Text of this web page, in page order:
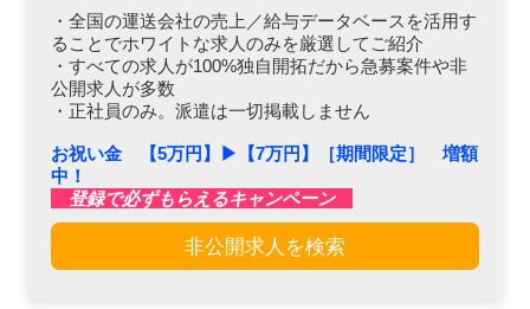
・全国の運送会社の売上／給与データベースを活用す
ることでホワイトな求人のみを厳選してご紹介
・すべての求人が100%独自開拓だから急募案件や非
公開求人が多数
・正社員のみ。派遣は一切掲載しません
お祝い金 【5万円】▶︎【7万円】［期間限定］ 増額
中！
登録で必ずもらえるキャンペーン
非公開求人を検索